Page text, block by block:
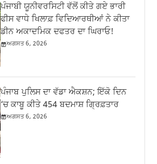
ਪੰਜਾਬੀ ਯੂਨੀਵਰਸਿਟੀ ਵੱਲੋਂ ਕੀਤੇ ਗਏ ਭਾਰੀ
ਫੀਸ ਵਾਧੇ ਖਿਲਾਫ਼ ਵਿਦਿਆਰਥੀਆਂ ਨੇ ਕੀਤਾ
ਡੀਨ ਅਕਾਦਮਿਕ ਦਫਤਰ ਦਾ ਘਿਰਾਓ!
ਅਗਸਤ 6, 2026
ਪੰਜਾਬ ਪੁਲਿਸ ਦਾ ਵੱਡਾ ਐਕਸ਼ਨ; ਇੱਕੋ ਦਿਨ
‘ਚ ਕਾਬੂ ਕੀਤੇ 454 ਬਦਮਾਸ਼ ਗ੍ਰਿਫ਼ਤਾਰ
ਅਗਸਤ 6, 2026